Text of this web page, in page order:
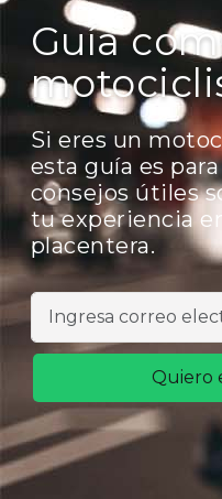
Guía
Si eres un
esta guía es
consejos útiles
tu experiencia
placentera.
Quiero